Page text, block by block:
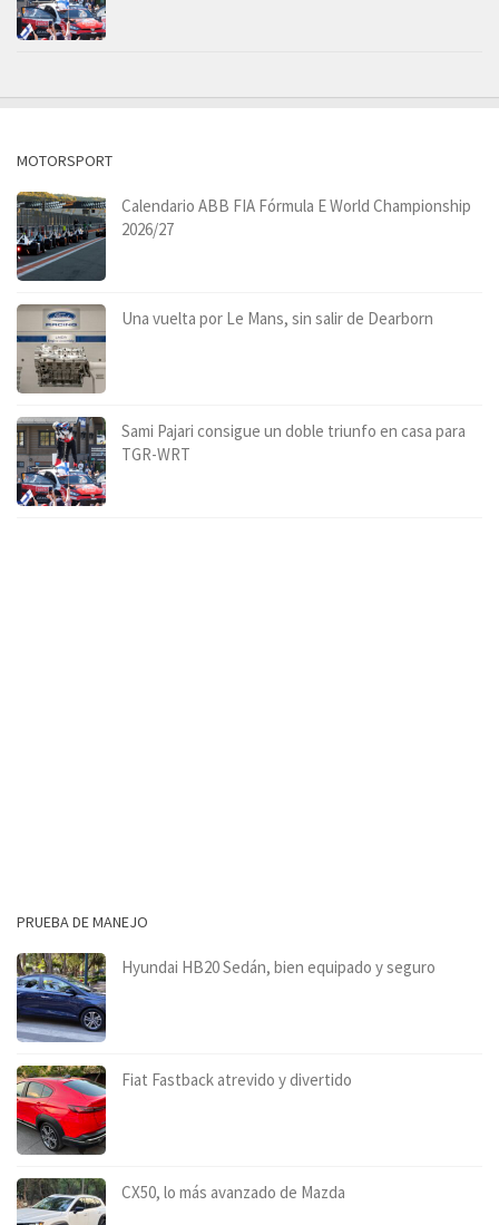
MOTORSPORT
Calendario ABB FIA Fórmula E World Championship
2026/27
Una vuelta por Le Mans, sin salir de Dearborn
Sami Pajari consigue un doble triunfo en casa para
TGR-WRT
PRUEBA DE MANEJO
Hyundai HB20 Sedán, bien equipado y seguro
Fiat Fastback atrevido y divertido
CX50, lo más avanzado de Mazda